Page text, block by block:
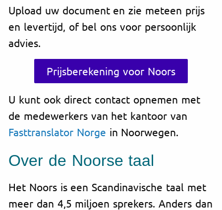
Upload uw document en zie meteen prijs
en levertijd, of bel ons voor persoonlijk
advies.
Prijsberekening voor Noors
U kunt ook direct contact opnemen met
de medewerkers van het kantoor van
Fasttranslator Norge in Noorwegen.
Over de Noorse taal
Het Noors is een Scandinavische taal met
meer dan 4,5 miljoen sprekers. Anders dan